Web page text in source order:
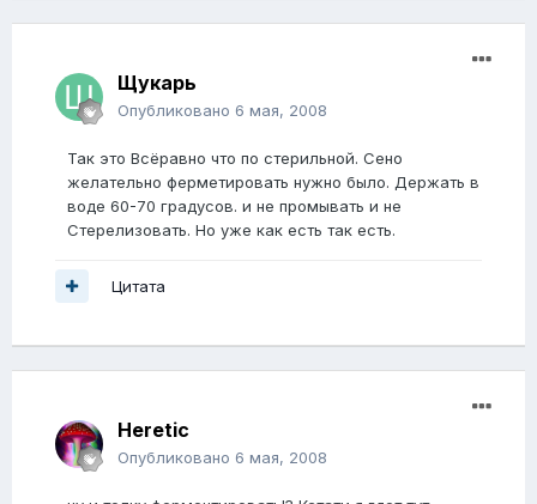
Щукарь
Опубликовано 6 мая, 2008
Так это Всёравно что по стерильной. Сено
желательно ферметировать нужно было. Держать в
воде 60-70 градусов. и не промывать и не
Стерелизовать. Но уже как есть так есть.
Цитата
Heretic
Опубликовано 6 мая, 2008